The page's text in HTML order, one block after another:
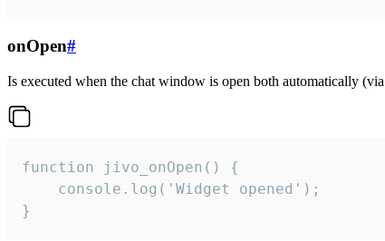
onOpen#
Is executed when the chat window is open both automatically
function jivo_onOpen() {
    console.log('Widget opened');
}